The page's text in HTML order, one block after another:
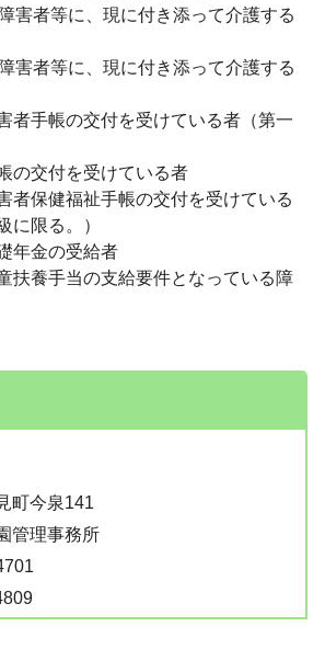
害者等に、現に付き添って介護する
害者等に、現に付き添って介護する
者手帳の交付を受けている者（第一
の交付を受けている者
者保健福祉手帳の交付を受けている
に限る。）
年金の受給者
扶養手当の支給要件となっている障
町今泉141
管理事務所